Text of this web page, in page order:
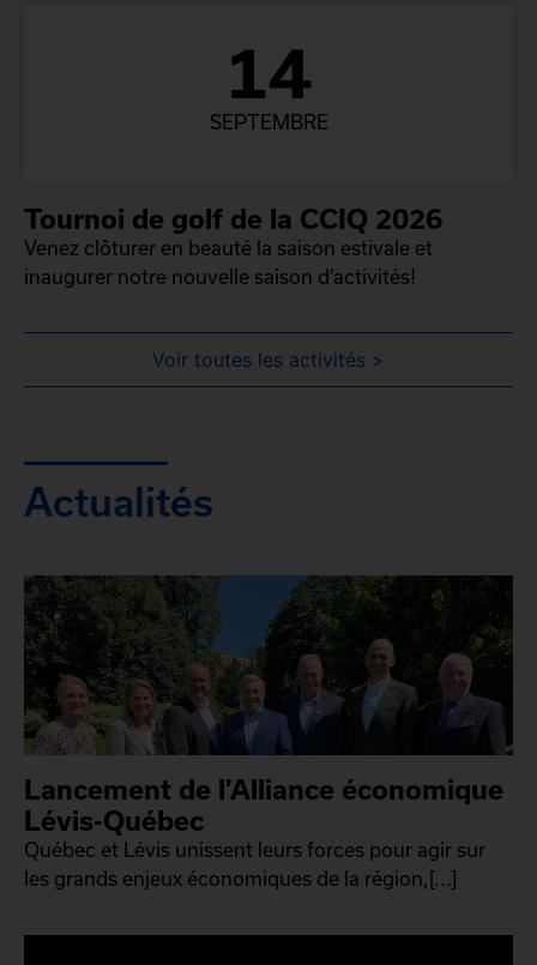
14
SEPTEMBRE
Tournoi de golf de la CCIQ 2026
Venez clôturer en beauté la saison estivale et
inaugurer notre nouvelle saison d’activités!
Voir toutes les activités >
Actualités
Lancement de l’Alliance économique
Lévis-Québec
Québec et Lévis unissent leurs forces pour agir sur
les grands enjeux économiques de la région,[...]